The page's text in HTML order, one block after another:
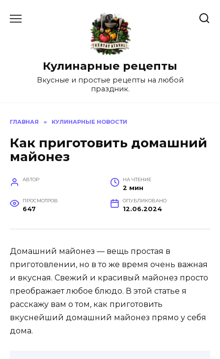
Кулинарные рецепты
Вкусные и простые рецепты на любой
праздник.
ГЛАВНАЯ » КУЛИНАРНЫЕ НОВОСТИ
Как приготовить домашний
майонез
АВТОР НА ЧТЕНИЕ
2 мин
ПРОСМОТРОВ
647
ОПУБЛИКОВАНО
12.06.2024
Домашний майонез — вещь простая в
приготовлении, но в то же время очень важная
и вкусная. Свежий и красивый майонез просто
преображает любое блюдо. В этой статье я
расскажу вам о том, как приготовить
вкуснейший домашний майонез прямо у себя
дома.